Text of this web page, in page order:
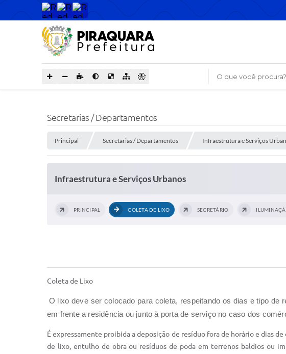
O que você procura?
Secretarias / Departamentos
Principal Secretarias / Departamentos Infraestrutura e Serviços
Infraestrutura e Serviços Urbanos
PRINCIPAL COLETA DE LIXO SECRETÁRIO
Coleta de Lixo
O lixo deve ser colocado para coleta, respeitando os dias e tipo
em frente a residência ou junto à porta de serviço no caso dos
É expressamente proibida a deposição de resíduo fora de horário e dias
de lixo, entulho de obra ou resíduos de poda em terrenos baldios ou